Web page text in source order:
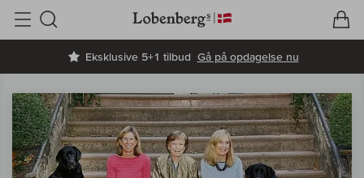
Eksklusive 5+1 tilbud Gå på opdagelse nu
Søg